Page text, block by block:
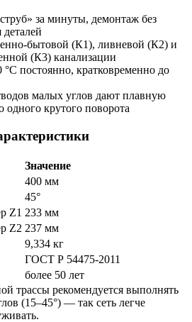
за минуты, демонтаж без
бытовой (К1), ливневой (К2) и
(К3) канализации
постоянно, кратковременно до
малых углов дают плавную
одного крутого поворота
Значение
400 мм
45°
Z1 233 мм
Z2 237 мм
9,334 кг
ГОСТ Р 54475-2011
более 50 лет
трассы рекомендуется выполнять
(15–45°) — так сеть легче